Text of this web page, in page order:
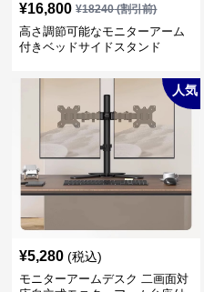
¥16,800 ¥18240(割引前)
高さ調節可能なモニターアーム
付きベッドサイドスタンド
人気
¥5,280 (税込)
モニターアームデスク 二画面対